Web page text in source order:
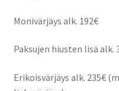
Monivärjäys alk. 192€
Paksujen hiusten lisä alk.
Erikoisvärjäys alk. 235€